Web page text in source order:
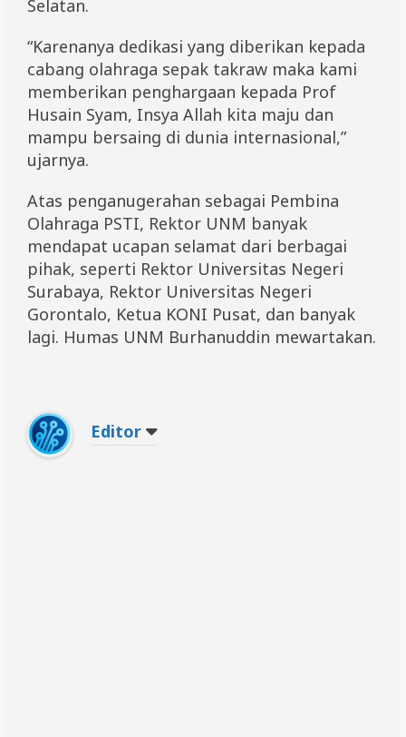
Selatan.
“Karenanya dedikasi yang diberikan kepada
cabang olahraga sepak takraw maka kami
memberikan penghargaan kepada Prof
Husain Syam, Insya Allah kita maju dan
mampu bersaing di dunia internasional,”
ujarnya.
Atas penganugerahan sebagai Pembina
Olahraga PSTI, Rektor UNM banyak
mendapat ucapan selamat dari berbagai
pihak, seperti Rektor Universitas Negeri
Surabaya, Rektor Universitas Negeri
Gorontalo, Ketua KONI Pusat, dan banyak
lagi. Humas UNM Burhanuddin mewartakan.
Editor